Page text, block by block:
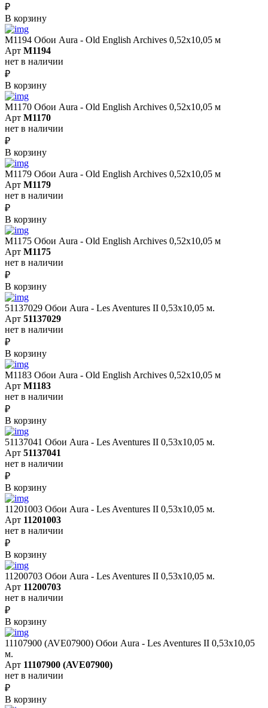
₽
В корзину
M1194 Обои Aura - Old English Archives 0,52x10,05 м
Арт M1194
нет в наличии
₽
В корзину
M1170 Обои Aura - Old English Archives 0,52x10,05 м
Арт M1170
нет в наличии
₽
В корзину
M1179 Обои Aura - Old English Archives 0,52x10,05 м
Арт M1179
нет в наличии
₽
В корзину
M1175 Обои Aura - Old English Archives 0,52x10,05 м
Арт M1175
нет в наличии
₽
В корзину
51137029 Обои Aura - Les Aventures II 0,53х10,05 м.
Арт 51137029
нет в наличии
₽
В корзину
M1183 Обои Aura - Old English Archives 0,52x10,05 м
Арт M1183
нет в наличии
₽
В корзину
51137041 Обои Aura - Les Aventures II 0,53х10,05 м.
Арт 51137041
нет в наличии
₽
В корзину
11201003 Обои Aura - Les Aventures II 0,53х10,05 м.
Арт 11201003
нет в наличии
₽
В корзину
11200703 Обои Aura - Les Aventures II 0,53х10,05 м.
Арт 11200703
нет в наличии
₽
В корзину
11107900 (AVE07900) Обои Aura - Les Aventures II 0,53х10,05
м.
Арт 11107900 (AVE07900)
нет в наличии
₽
В корзину